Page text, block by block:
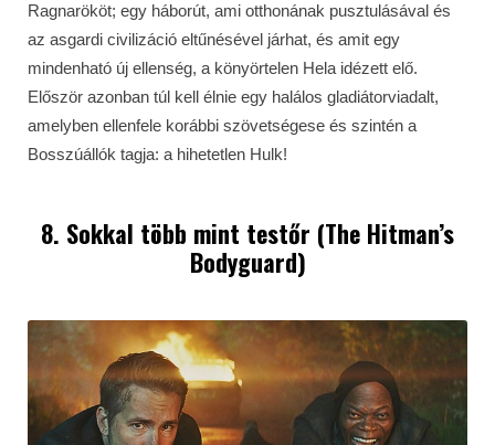
Ragnarököt; egy háborút, ami otthonának pusztulásával és
az asgardi civilizáció eltűnésével járhat, és amit egy
mindenható új ellenség, a könyörtelen Hela idézett elő.
Először azonban túl kell élnie egy halálos gladiátorviadalt,
amelyben ellenfele korábbi szövetségese és szintén a
Bosszúállók tagja: a hihetetlen Hulk!
8. Sokkal több mint testőr (The Hitman’s
Bodyguard)